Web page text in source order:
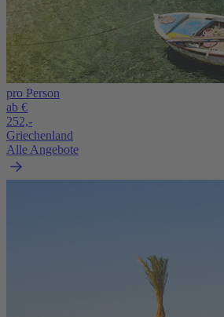
pro Person
ab €
252,-
Griechenland
Alle Angebote